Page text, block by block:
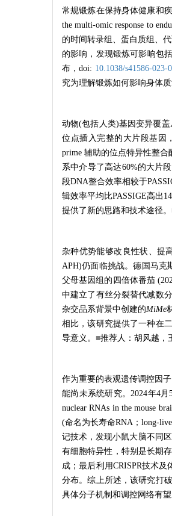
常规锻炼在保持身体健康和
the multi-omic response to
的时间转录组、蛋白质组、
的影响，发现锻炼可影响包
布，doi: 10.1038/s41586-023-
究为理解锻炼如何影响身体
动物(包括人类)基因变异覆
位点插入完整的大片段基因
prime 辅助的位点特异性整合
系中介导了高达60%的大片
段DNA整合效率相较于
辑效率平均比PASSIGE高出
提供了新的思路和技术途径。
杂种优势能够改良性状、提
APH)仍面临挑战。德国马克
父母基因组的四倍体番茄
中建立了有丝分裂替代减数
杂交品系背景中创建的MiMe
相比，该研究提供了一种在
导意义。 ■推荐人：胡风越，
作为重要的表观遗传调控因
能尚未系统研究。2024年4
nuclear RNAs in the mouse
(命名为长寿命RNA；long-
记技术，发现小鼠大脑不同
有细胞特异性，特别是长期
成；最后利用CRISPR技术
分布。综上所述，该研究打
具体分子机制和调控网络有